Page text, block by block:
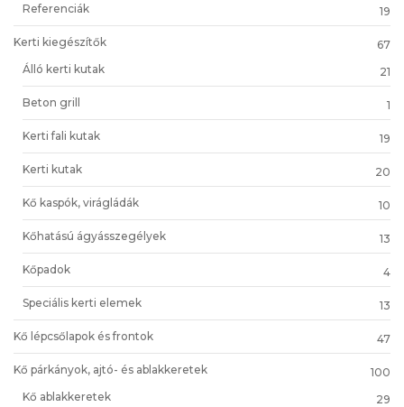
Referenciák 19
Kerti kiegészítők
67
Álló kerti kutak
21
Beton grill 1
Kerti fali kutak 19
Kerti kutak 20
Kő kaspók, virágládák 10
Kőhatású ágyásszegélyek 13
Kőpadok 4
Speciális kerti elemek 13
Kő lépcsőlapok és frontok 47
Kő párkányok, ajtó- és ablakkeretek
100
Kő ablakkeretek
29